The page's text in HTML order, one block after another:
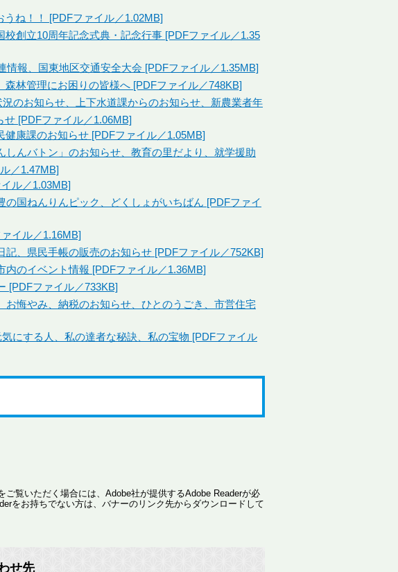
ね！！ [PDFファイル／1.02MB]
校創立10周年記念式典・記念行事 [PDFファイル／1.35
情報、国東地区交通安全大会 [PDFファイル／1.35MB]
森林管理にお困りの皆様へ [PDFファイル／748KB]
のお知らせ、上下水道課からのお知らせ、新農業者年
[PDFファイル／1.06MB]
健康課のお知らせ [PDFファイル／1.05MB]
しんバトン」のお知らせ、教育の里だより、就学援助
／1.47MB]
ル／1.03MB]
の国ねんりんピック、どくしょがいちばん [PDFファイ
イル／1.16MB]
記、県民手帳の販売のお知らせ [PDFファイル／752KB]
内のイベント情報 [PDFファイル／1.36MB]
[PDFファイル／733KB]
お悔やみ、納税のお知らせ、ひとのうごき、市営住宅
にする人、私の達者な秘訣、私の宝物 [PDFファイル
ご覧いただく場合には、Adobe社が提供するAdobe Readerが必
をお持ちでない方は、バナーのリンク先からダウンロードして
せ先